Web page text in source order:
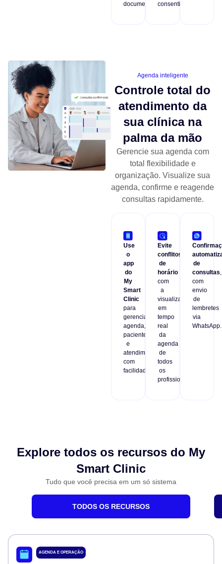
documentos.consentimento.
Agenda inteligente
Controle total do
atendimento da
sua clínica na
palma da mão
Gerencie sua agenda com
total flexibilidade e
organização. Visualize sua
agenda, confirme e reagende
consultas rapidamente.
Use
o
app
do
My
Smart
Clinic
para
gerenciar
agenda,
pacientes
e
atendimentos
com
facilidade.
Evite
conflitos
de
horário
com
a
visualização
em
tempo
real
da
agenda
de
todos
os
profissionais.
de
consultas
com
envio
de
lembretes
via
WhatsApp.
Explore todos os recursos do My
Smart Clinic
Tudo que você precisa em um só sistema
TODOS OS RECURSOS
AGENDA E OPERAÇÃO